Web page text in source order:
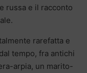
russa e il racconto
rarefatta e
tempo, fra antichi
arpia, un marito-